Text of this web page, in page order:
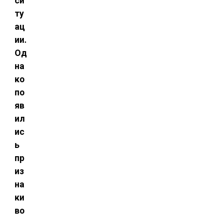
ту
ац
ии.
Од
на
ко
по
яв
ил
ис
ь
пр
из
на
ки
во